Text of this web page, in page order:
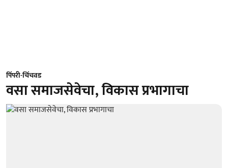
पिंपरी-चिंचवड
वसा समाजसेवेचा, विकास प्रभागाचा